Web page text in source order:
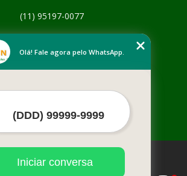
(11) 95197-0077
Empresa
Contato
Mais Serviços
sujeito à proteção de direitos autorais.
(Lei 9610 de 19/02/1998)
Olá! Fale agora pelo WhatsApp.
Iniciar conversa